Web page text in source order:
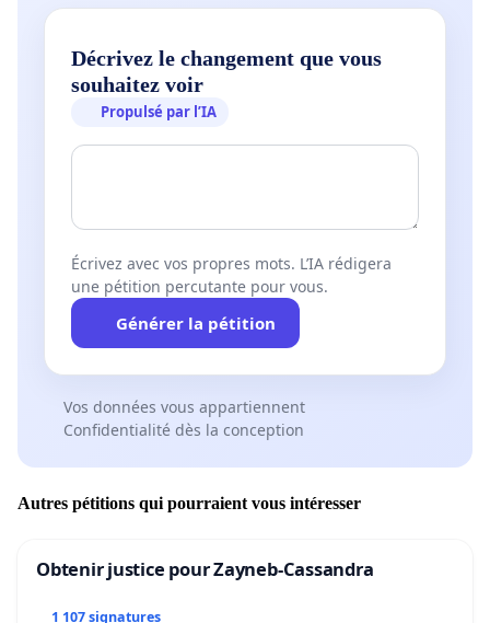
Décrivez le changement que vous
souhaitez voir
Propulsé par l’IA
Écrivez avec vos propres mots. L’IA rédigera
une pétition percutante pour vous.
Générer la pétition
Vos données vous appartiennent
Confidentialité dès la conception
Autres pétitions qui pourraient vous intéresser
Obtenir justice pour Zayneb-Cassandra
1 107 signatures